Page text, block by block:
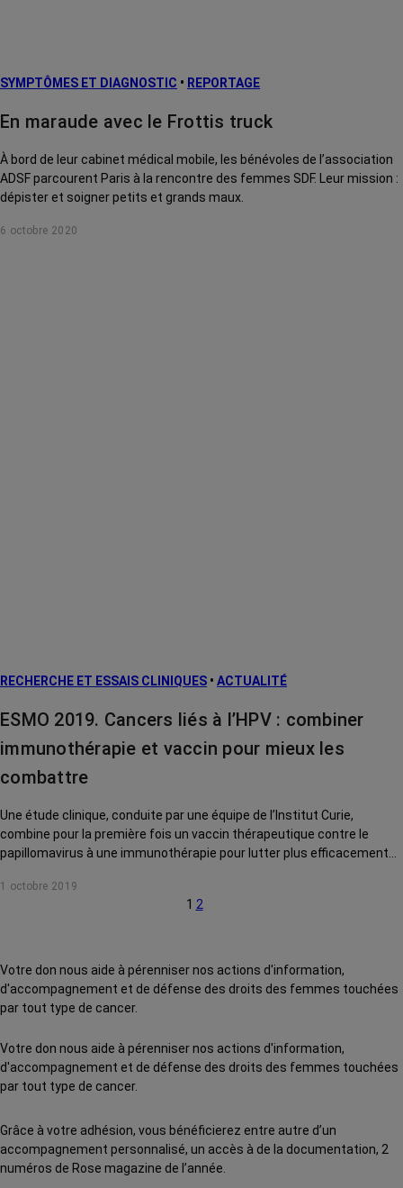
SYMPTÔMES ET DIAGNOSTIC • REPORTAGE
En maraude avec le Frottis truck
À bord de leur cabinet médical mobile, les bénévoles de l’association
ADSF parcourent Paris à la rencontre des femmes SDF. Leur mission :
dépister et soigner petits et grands maux.
6 octobre 2020
RECHERCHE ET ESSAIS CLINIQUES • ACTUALITÉ
ESMO 2019. Cancers liés à l’HPV : combiner
immunothérapie et vaccin pour mieux les
combattre
Une étude clinique, conduite par une équipe de l’Institut Curie,
combine pour la première fois un vaccin thérapeutique contre le
papillomavirus à une immunothérapie pour lutter plus efficacement
préliminaires, sont prometteurs.
1 octobre 2019
1 2
Votre don nous aide à pérenniser nos actions d'information,
d'accompagnement et de défense des droits des femmes touchées
par tout type de cancer.
Votre don nous aide à pérenniser nos actions d'information,
d'accompagnement et de défense des droits des femmes touchées
par tout type de cancer.
Grâce à votre adhésion, vous bénéficierez entre autre d’un
accompagnement personnalisé, un accès à de la documentation, 2
numéros de Rose magazine de l’année.